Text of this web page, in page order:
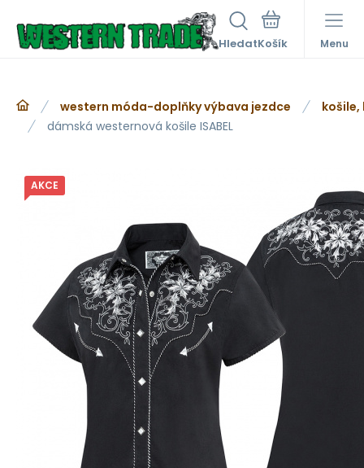
Hledat Menu
western móda-doplňky výbava jezdce
košile,
dámská westernová košile ISABEL
AKCE